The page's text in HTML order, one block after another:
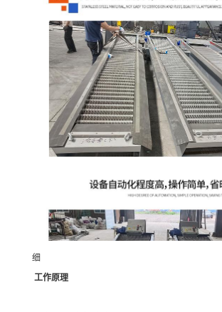
细
工作原理